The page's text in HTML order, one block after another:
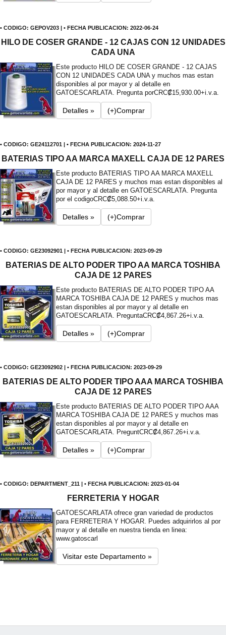
• CODIGO: GEPOV203 | • FECHA PUBLICACION: 2022-06-24
HILO DE COSER GRANDE - 12 CAJAS CON 12 UNIDADES
CADA UNA
Este producto HILO DE COSER GRANDE - 12 CAJAS
CON 12 UNIDADES CADA UNA y muchos mas estan
disponibles al por mayor y al detalle en
GATOESCARLATA. Pregunta porCRC₡15,930.00+i.v.a.
Detalles » (+)Comprar
• CODIGO: GE24112701 | • FECHA PUBLICACION: 2024-11-27
BATERIAS TIPO AA MARCA MAXELL CAJA DE 12 PARES
Este producto BATERIAS TIPO AA MARCA MAXELL
CAJA DE 12 PARES y muchos mas estan disponibles al
por mayor y al detalle en GATOESCARLATA. Pregunta
por el codigoCRC₡5,088.50+i.v.a.
Detalles » (+)Comprar
• CODIGO: GE23092901 | • FECHA PUBLICACION: 2023-09-29
BATERIAS DE ALTO PODER TIPO AA MARCA TOSHIBA
CAJA DE 12 PARES
Este producto BATERIAS DE ALTO PODER TIPO AA
MARCA TOSHIBA CAJA DE 12 PARES y muchos mas
estan disponibles al por mayor y al detalle en
GATOESCARLATA. PreguntaCRC₡4,867.26+i.v.a.
Detalles » (+)Comprar
• CODIGO: GE23092902 | • FECHA PUBLICACION: 2023-09-29
BATERIAS DE ALTO PODER TIPO AAA MARCA TOSHIBA
CAJA DE 12 PARES
Este producto BATERIAS DE ALTO PODER TIPO AAA
MARCA TOSHIBA CAJA DE 12 PARES y muchos mas
estan disponibles al por mayor y al detalle en
GATOESCARLATA. PreguntCRC₡4,867.26+i.v.a.
Detalles » (+)Comprar
• CODIGO: DEPARTMENT_211 | • FECHA PUBLICACION: 2023-01-04
FERRETERIA Y HOGAR
GATOESCARLATA ofrece gran variedad de productos
para FERRETERIA Y HOGAR. Puedes adquirirlos al por
mayor y al detalle en nuestra tienda en linea:
www.gatoscarl
Visitar este Departamento »